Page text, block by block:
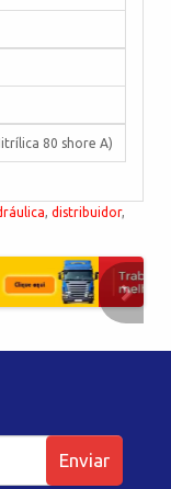
80 shore A)
, distribuidor,
Enviar